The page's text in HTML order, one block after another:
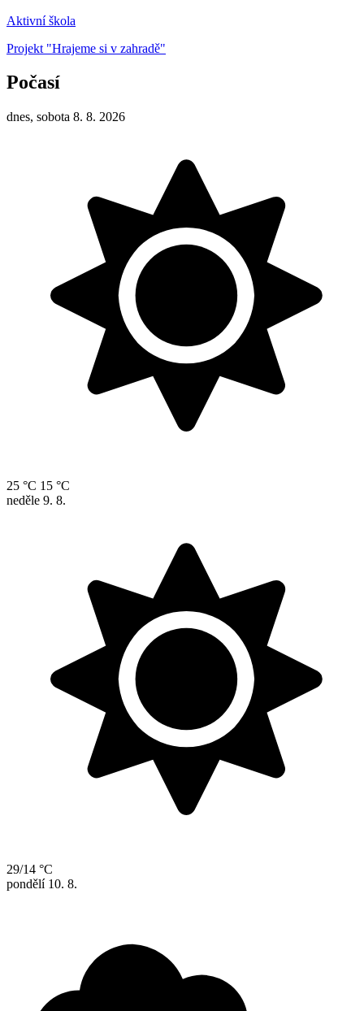
Aktivní škola
Projekt "Hrajeme si v zahradě"
Počasí
dnes, sobota 8. 8. 2026
25 °C 15 °C
neděle 9. 8.
29/14 °C
pondělí 10. 8.